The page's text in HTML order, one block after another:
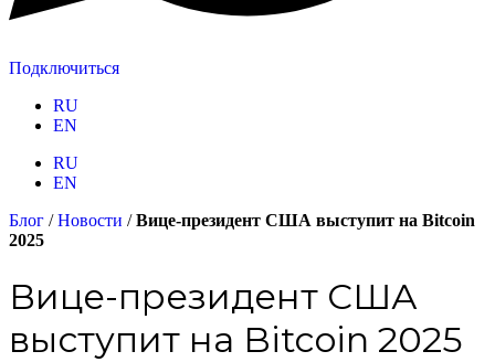
Подключиться
RU
EN
RU
EN
Блог /Новости /Вице-президент США выступит на Bitcoin
2025
Вице-президент США
выступит на Bitcoin 2025